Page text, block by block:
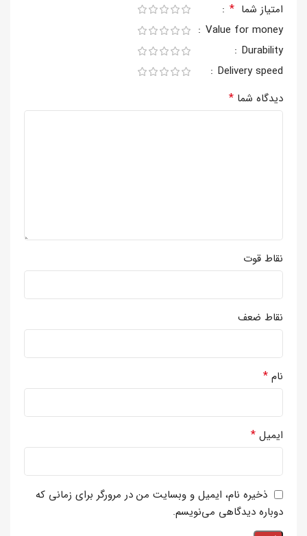
امتیاز شما *
Value for money
Durability
Delivery speed
دیدگاه شما *
نقاط قوت
نقاط ضعف
نام *
ایمیل *
ذخیره نام، ایمیل و وبسایت من در مرورگر برای زمانی که
دوباره دیدگاهی می‌نویسم.